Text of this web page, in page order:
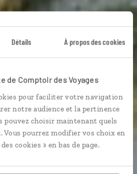
Détails À propos des cookies
de Comptoir des Voyages
pour faciliter votre navigation
notre audience et la pertinence
pouvez choisir maintenant quels
Vous pourrez modifier vos choix en
cookies » en bas de page.
Monténégro)